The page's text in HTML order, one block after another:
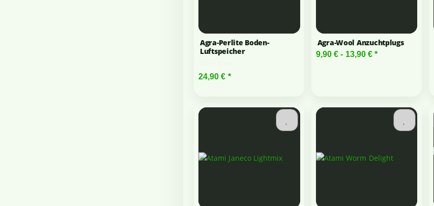
Agra-Perlite Boden-
Luftspeicher
24,90 € *
Agra-Wool Anzuchtplugs
9,90 € - 13,90 €*